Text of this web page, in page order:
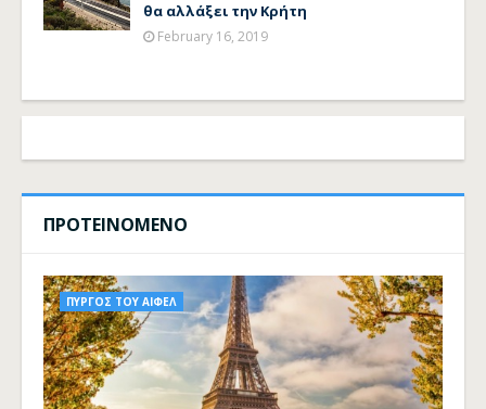
θα αλλάξει την Κρήτη
February 16, 2019
ΠΡΟΤΕΙΝΟΜΕΝΟ
ΠΥΡΓΟΣ ΤΟΥ ΑΙΦΕΛ